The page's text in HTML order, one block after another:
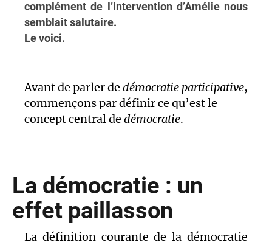
complément de l’intervention d’Amélie nous
semblait salutaire.
Le voici.
Avant de parler de démocratie participative,
commençons par définir ce qu’est le
concept central de démocratie.
La démocratie : un
effet paillasson
La définition courante de la démocratie